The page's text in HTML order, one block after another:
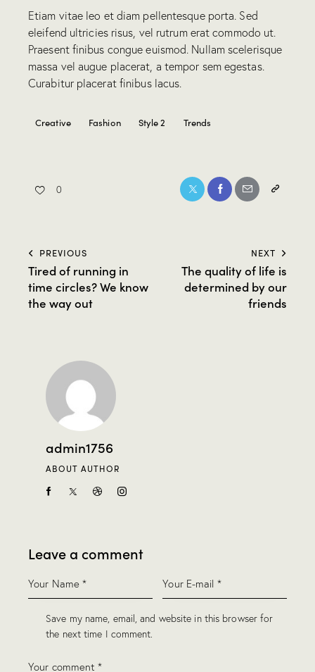
Etiam vitae leo et diam pellentesque porta. Sed
eleifend ultricies risus, vel rutrum erat commodo ut.
Praesent finibus congue euismod. Nullam scelerisque
massa vel augue placerat, a tempor sem egestas.
Curabitur placerat finibus lacus.
Creative Fashion Style 2 Trends
0
PREVIOUS
Tired of running in
time circles? We know
the way out
NEXT
The quality of life is
determined by our
friends
admin1756
ABOUT AUTHOR
Leave a comment
Save my name, email, and website in this browser for
the next time I comment.